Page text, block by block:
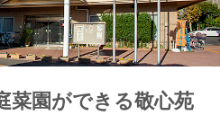
菜園ができる敬心苑